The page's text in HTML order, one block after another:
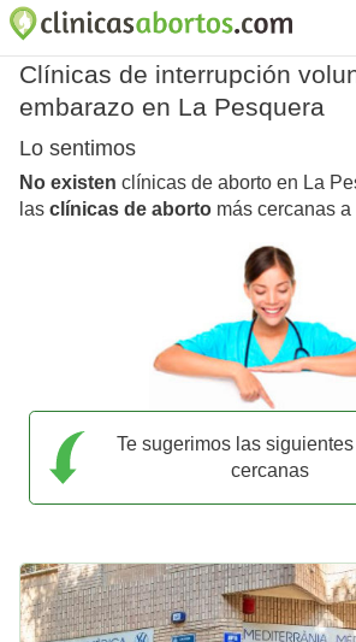
Clínicas de interrupción
embarazo en La Pesquera
Lo sentimos
No existen clínicas de aborto en La
las clínicas de aborto más cercanas
Te sugerimos las
cercanas